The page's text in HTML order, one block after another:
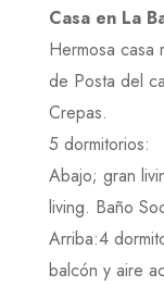
Casa en La
Hermosa
de Posta del
Crepas.
5 dormitorios:
Abajo; gran
living. Baño
Arriba:4
balcón y aire